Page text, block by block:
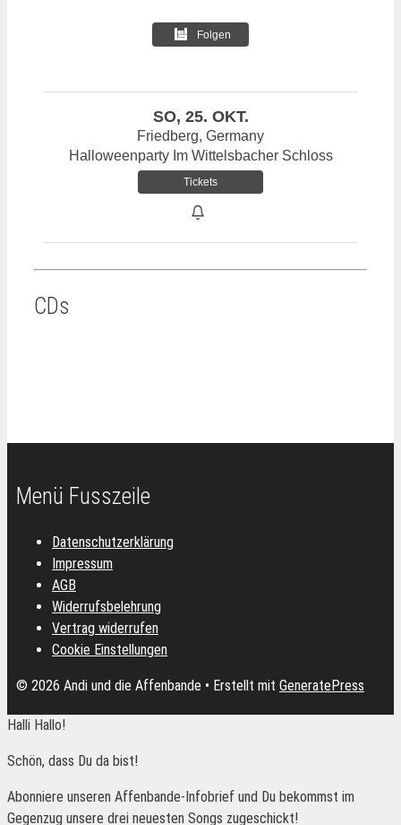
Folgen
SO, 25. OKT.
Friedberg, Germany
Halloweenparty Im Wittelsbacher Schloss
Tickets
CDs
Menü Fusszeile
Datenschutzerklärung
Impressum
AGB
Widerrufsbelehrung
Vertrag widerrufen
Cookie Einstellungen
© 2026 Andi und die Affenbande • Erstellt mit GeneratePress
Halli Hallo!
Schön, dass Du da bist!
Abonniere unseren Affenbande-Infobrief und Du bekommst im
Gegenzug unsere drei neuesten Songs zugeschickt!